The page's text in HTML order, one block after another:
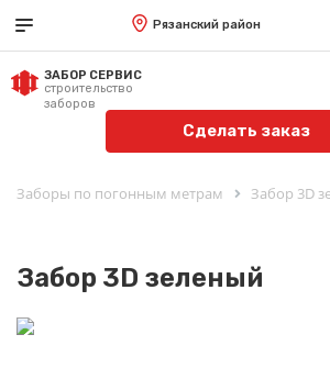
Рязанский район
ЗАБОР СЕРВИС
строительство
заборов
Сделать заказ
Заборы по погонным метрам Забор 3D
Забор 3D зеленый